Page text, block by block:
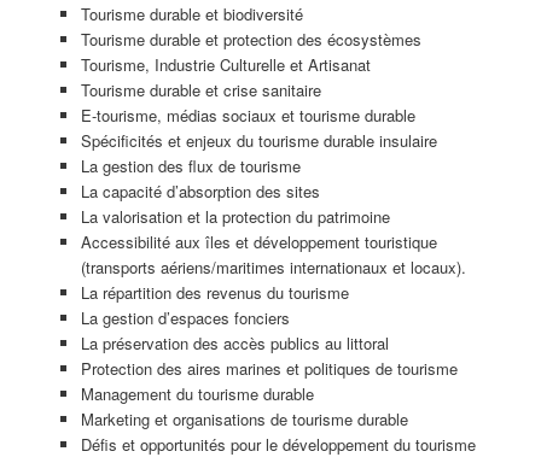
Tourisme durable et biodiversité
Tourisme durable et protection des écosystèmes
Tourisme, Industrie Culturelle et Artisanat
Tourisme durable et crise sanitaire
E-tourisme, médias sociaux et tourisme durable
Spécificités et enjeux du tourisme durable insulaire
La gestion des flux de tourisme
La capacité d’absorption des sites
La valorisation et la protection du patrimoine
Accessibilité aux îles et développement touristique
(transports aériens/maritimes internationaux et locaux).
La répartition des revenus du tourisme
La gestion d’espaces fonciers
La préservation des accès publics au littoral
Protection des aires marines et politiques de tourisme
Management du tourisme durable
Marketing et organisations de tourisme durable
Défis et opportunités pour le développement du tourisme